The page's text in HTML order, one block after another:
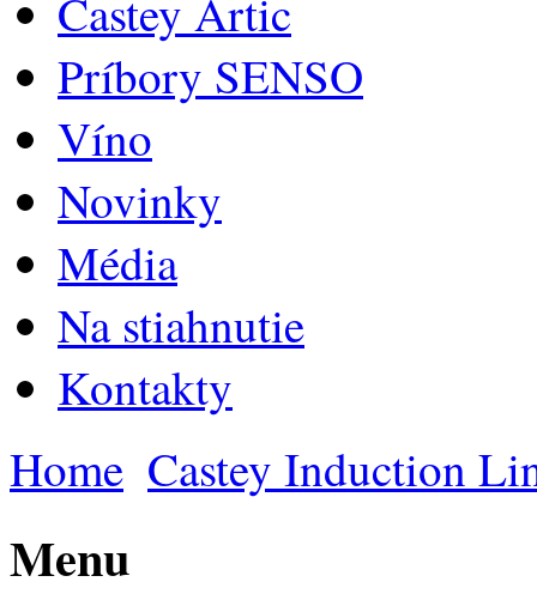
Castey Artic
Príbory SENSO
Víno
Novinky
Média
Na stiahnutie
Kontakty
Home Castey Induction
Menu